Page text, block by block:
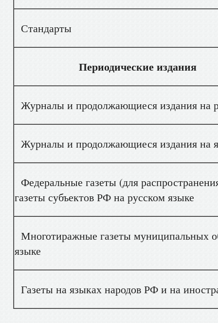
Стандарты
Периодические издания
Журналы и продолжающиеся издания на
Журналы и продолжающиеся издания на
Федеральные газеты (для
газеты субъектов РФ на русском языке
Многотиражные газеты муниципальных
языке
Газеты на языках народов РФ и на